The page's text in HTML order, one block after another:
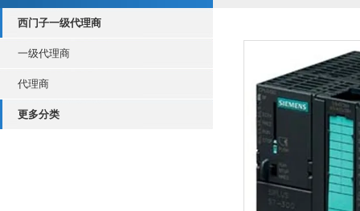
西门子一级代理商
一级代理商
代理商
更多分类